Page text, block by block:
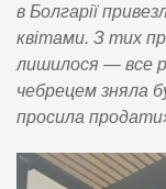
в Болгарії
квітами. З тих
лишилося — все
чебрецем зняла
просила